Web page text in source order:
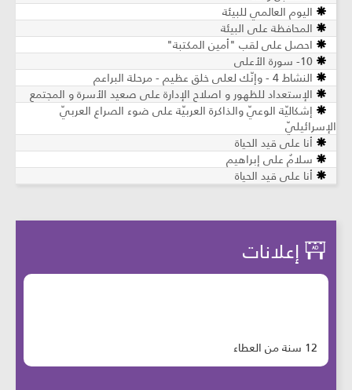
اليوم العالمي للبيئة
المحافظة على البيئة
⁠⁠⁠احصل على لقب "أمين المكتبة"
10- سورة الأعلى
النشاط 4 - وإنّك لعلى خلق عظيم - مرحلة البراعم
الإستعداد للظهور و اصلاح الإدارة على صعيد الأسرة و المجتمع
إشكاليّة الوعيّ والذاكرة العربيّة على ضوء الصراع العربيّ
الإسرائيليّ
أنا على قيد الحياة
سلامٌ على إبراهيم
أنا على قيد الحياة
إعلانات
12 سنة من العطاء